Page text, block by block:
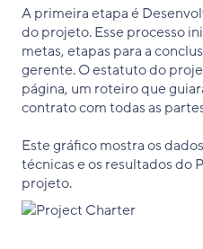
A primeira etapa é
do projeto. Esse processo
metas, etapas para a
gerente. O estatuto do
página, um roteiro que
contrato com todas as
Este gráfico mostra os
técnicas e os resultados do
projeto.